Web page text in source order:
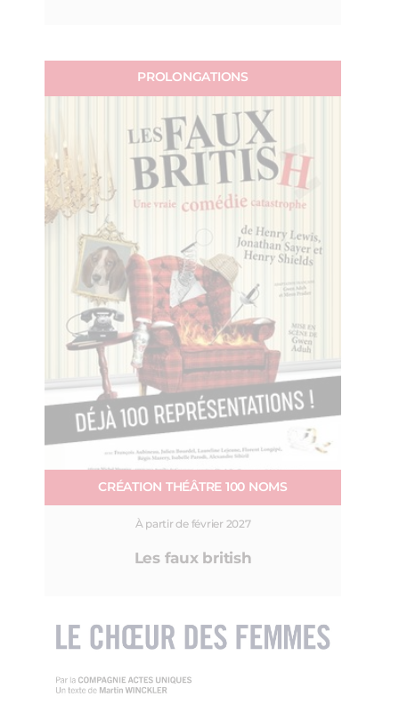
PROLONGATIONS
CRÉATION THÉÂTRE 100 NOMS
À partir de février 2027
Les faux british